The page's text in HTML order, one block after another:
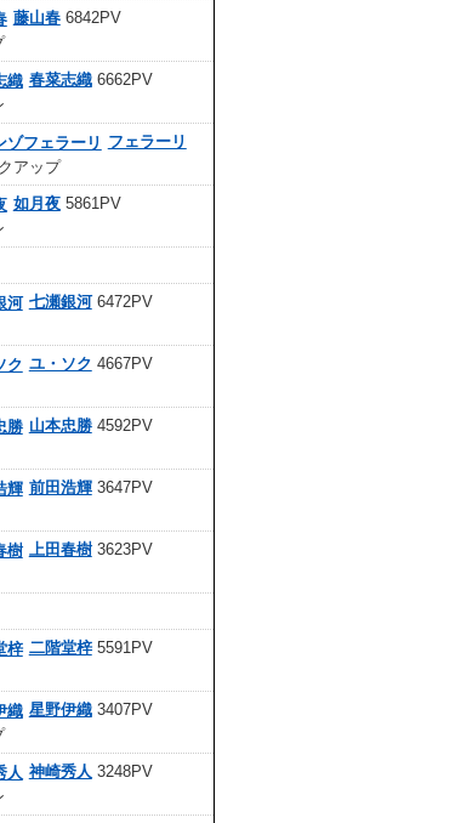
藤山春6842PV
春菜志織6662PV
フェラーリ
如月夜5861PV
七瀬銀河6472PV
ユ・ソク 4667PV
山本忠勝4592PV
前田浩輝3647PV
上田春樹3623PV
二階堂梓5591PV
星野伊織3407PV
神崎秀人 3248PV